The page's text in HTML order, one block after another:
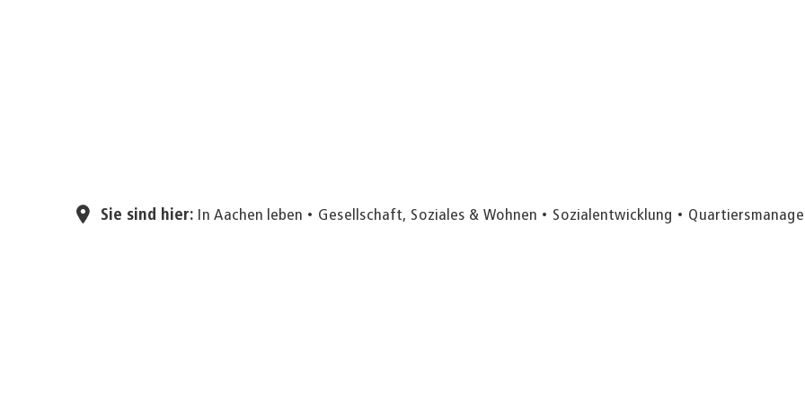
Sie sind hier: In Aachen leben Gesellschaft, Soziales & Wohnen Sozialentwicklung